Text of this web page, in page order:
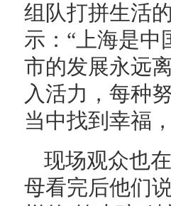
组队打拼生活
示：“上海是
市的发展永远
入活力，每种
当中找到幸福
现场观众也
母看完后他们